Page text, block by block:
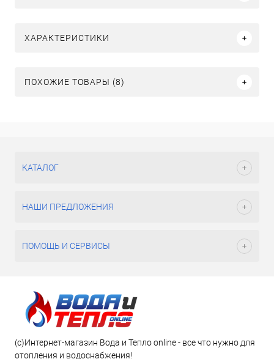
ХАРАКТЕРИСТИКИ
ПОХОЖИЕ ТОВАРЫ (8)
КАТАЛОГ
НАШИ ПРЕДЛОЖЕНИЯ
ПОМОЩЬ И СЕРВИСЫ
(c)Интернет-магазин Вода и Тепло online - все что нужно для
отопления и водоснабжения!